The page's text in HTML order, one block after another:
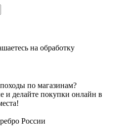
на обработку
по магазинам?
и делайте покупки онлайн в
России